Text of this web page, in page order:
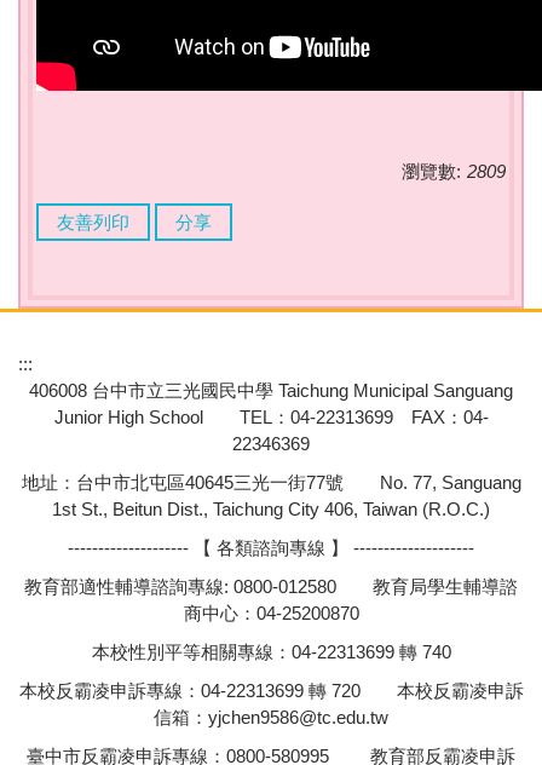
瀏覽數: 2809
友善列印 分享
:::
406008 台中市立三光國民中學 Taichung Municipal Sanguang
Junior High School TEL：04-22313699 FAX：04-
22346369
地址：台中市北屯區40645三光一街77號 No. 77, Sanguang
1st St., Beitun Dist., Taichung City 406, Taiwan (R.O.C.)
-------------------- 【 各類諮詢專線 】 --------------------
教育部適性輔導諮詢專線: 0800-012580 教育局學生輔導諮
商中心：04-25200870
本校性別平等相關專線：04-22313699 轉 740
本校反霸凌申訴專線：04-22313699 轉 720 本校反霸凌申訴
信箱： yjchen9586@tc.edu.tw
臺中市反霸凌申訴專線：0800-580995 教育部反霸凌申訴